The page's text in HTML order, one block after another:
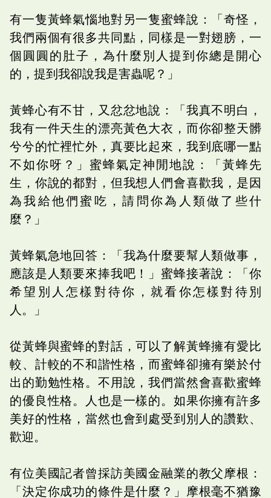
有一隻黃蜂氣惱地對另一隻蜜蜂說：「奇怪，
我們兩個有很多共同點，同樣是一對翅膀，一
個圓圓的肚子，為什麼別人提到你總是開心
的，提到我卻說我是害蟲呢？」
黃蜂心有不甘，又忿忿地說：「我真不明白，
我有一件天生的漂亮黃色大衣，而你卻整天髒
兮兮的忙裡忙外，真要比起來，我到底哪一點
不如你呀？」蜜蜂氣定神閒地說：「黃蜂先
生，你說的都對，但我想人們會喜歡我，是因
為我給他們蜜吃，請問你為人類做了些什
麼？」
黃蜂氣急地回答：「我為什麼要幫人類做事，
應該是人類要來捧我吧！」蜜蜂接著說：「你
希望別人怎樣對待你，就看你怎樣對待別
人。」
從黃蜂與蜜蜂的對話，可以了解黃蜂擁有愛比
較、計較的不和諧性格，而蜜蜂卻擁有樂於付
出的勤勉性格。不用說，我們當然會喜歡蜜蜂
的優良性格。人也是一樣的。如果你擁有許多
美好的性格，當然也會到處受到別人的讚歎、
歡迎。
有位美國記者曾採訪美國金融業的教父摩根：
「決定你成功的條件是什麼？」摩根毫不猶豫